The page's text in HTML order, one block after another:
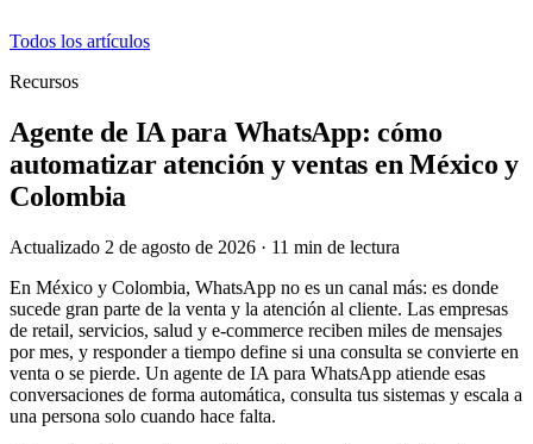
Todos los artículos
Recursos
Agente de IA para WhatsApp: cómo
automatizar atención y ventas en México y
Colombia
Actualizado 2 de agosto de 2026 · 11 min de lectura
En México y Colombia, WhatsApp no es un canal más: es donde
sucede gran parte de la venta y la atención al cliente. Las empresas
de retail, servicios, salud y e-commerce reciben miles de mensajes
por mes, y responder a tiempo define si una consulta se convierte en
venta o se pierde. Un agente de IA para WhatsApp atiende esas
conversaciones de forma automática, consulta tus sistemas y escala a
una persona solo cuando hace falta.